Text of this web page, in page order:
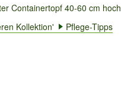
Containertopf 40-60 cm hoch
Kollektion'
Pflege-Tipps